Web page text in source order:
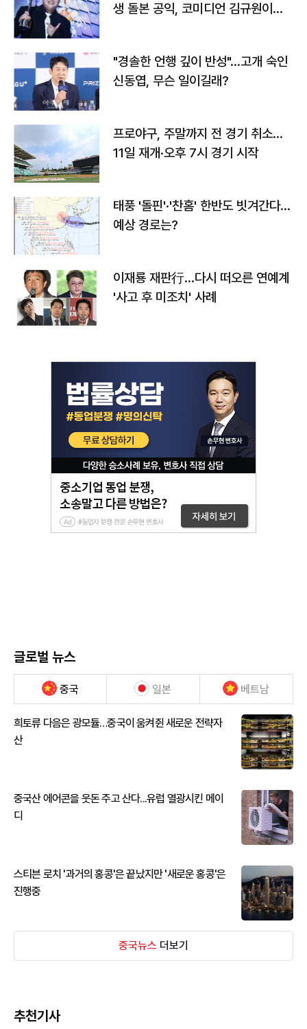
생 돌본 공익, 코미디언 김규원이었
"경솔한 언행 깊이 반성"…고개 숙인
신동엽, 무슨 일이길래?
프로야구, 주말까지 전 경기 취소…
11일 재개·오후 7시 경기 시작
태풍 '돌핀'·'찬홈' 한반도 빗겨간다…
예상 경로는?
이재룡 재판行…다시 떠오른 연예계
'사고 후 미조치' 사례
글로벌 뉴스
중국 일본 베트남
희토류 다음은 광모듈…중국이 움켜쥔 새로운 전략자
산
중국산 에어콘을 웃돈 주고 산다...유럽 열광시킨 메이
디
스티븐 로치 '과거의 홍콩'은 끝났지만 '새로운 홍콩'은
진행중
중국뉴스 더보기
추천기사